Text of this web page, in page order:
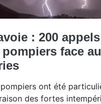
: 200
face
ont été
des fortes